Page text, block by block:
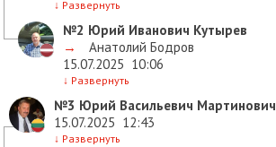
↓ Развернуть
№2 Юрий Иванович Кутырев
→
Анатолий Бодров
15.07.2025 10:06
↓ Развернуть
№3 Юрий Васильевич Мартинович
15.07.2025 12:43
↓ Развернуть